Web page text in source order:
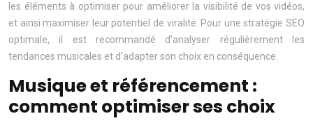
les éléments à optimiser pour améliorer la visibilité de vos vidéos,
et ainsi maximiser leur potentiel de viralité. Pour une stratégie SEO
optimale, il est recommandé d’analyser régulièrement les
tendances musicales et d’adapter son choix en conséquence.
Musique et référencement :
comment optimiser ses choix